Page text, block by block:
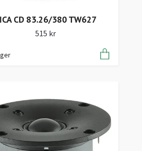
CD 83.26/380 TW627
515 kr